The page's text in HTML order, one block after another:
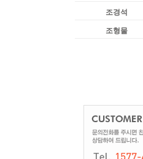
조경석
조형물